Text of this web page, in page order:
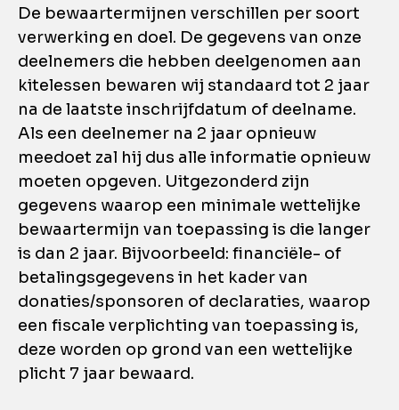
De bewaartermijnen verschillen per soort
verwerking en doel. De gegevens van onze
deelnemers die hebben deelgenomen aan
kitelessen bewaren wij standaard tot 2 jaar
na de laatste inschrijfdatum of deelname.
Als een deelnemer na 2 jaar opnieuw
meedoet zal hij dus alle informatie opnieuw
moeten opgeven. Uitgezonderd zijn
gegevens waarop een minimale wettelijke
bewaartermijn van toepassing is die langer
is dan 2 jaar. Bijvoorbeeld: financiële- of
betalingsgegevens in het kader van
donaties/sponsoren of declaraties, waarop
een fiscale verplichting van toepassing is,
deze worden op grond van een wettelijke
plicht 7 jaar bewaard.